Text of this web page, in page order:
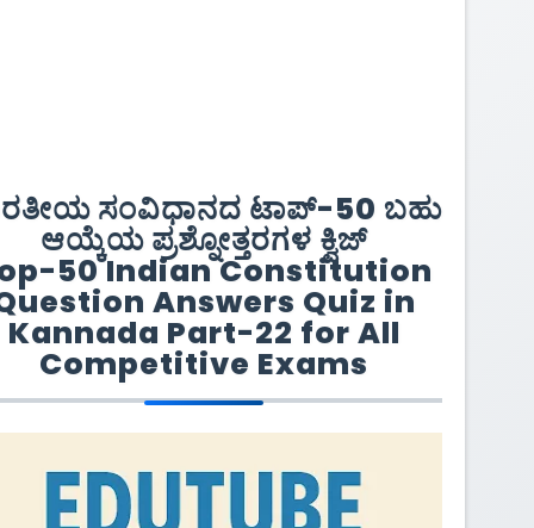
ಸಂವಿಧಾನದ ಟಾಪ್-50 ಬಹು
ಆಯ್ಕೆಯ ಪ್ರಶ್ನೋತ್ತರಗಳ ಕ್ವಿಜ್
50 Indian Constitution
Answers Quiz in
Kannada Part-22 for All
Competitive Exams